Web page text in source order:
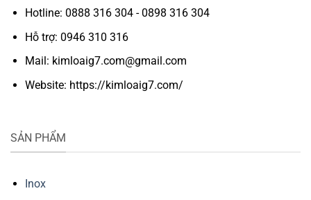
Hotline: 0888 316 304 - 0898 316 304
Hỗ trợ: 0946 310 316
Mail: kimloaig7.com@gmail.com
Website: https://kimloaig7.com/
SẢN PHẨM
Inox